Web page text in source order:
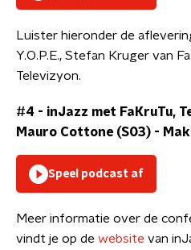
Luister hieronder de
Y.O.P.E., Stefan Kruger van
Televizyon.
#4 - inJazz met FaKruTu,
Mauro Cottone (S03) -
Speel podcast af
Meer informatie over de
vindt je op de website van